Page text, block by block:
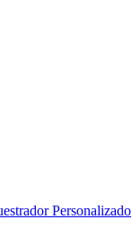
Personalizado